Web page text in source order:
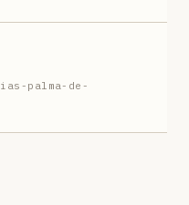
palma-de-